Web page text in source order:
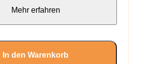
Mehr erfahren
In den Warenkorb